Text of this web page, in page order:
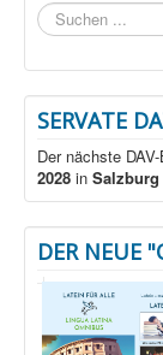
Suchen
...
SERVATE
Der nächste
2028 in Salzburg
DER NEUE